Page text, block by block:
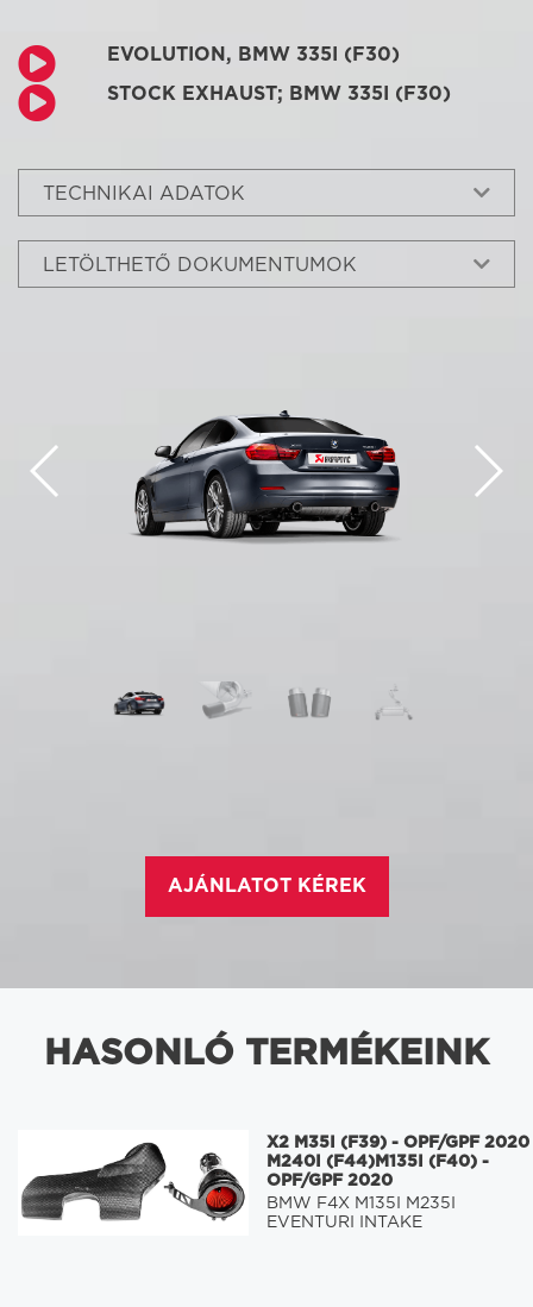
EVOLUTION, BMW 335I (F30)
STOCK EXHAUST; BMW 335I (F30)
TECHNIKAI ADATOK
LETÖLTHETŐ DOKUMENTUMOK
AJÁNLATOT KÉREK
HASONLÓ TERMÉKEINK
X2 M35I (F39) - OPF/GPF 2020
M240I (F44)M135I (F40) -
OPF/GPF 2020
BMW F4X M135I M235I
EVENTURI INTAKE